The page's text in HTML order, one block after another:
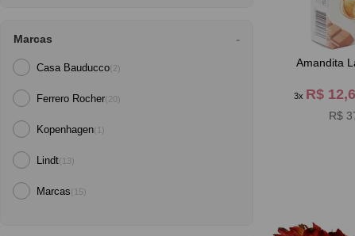
Marcas
Casa Bauducco(2)
Ferrero Rocher(20)
Kopenhagen(1)
Lindt(13)
Marcas(15)
Amandita
3x R$
R$